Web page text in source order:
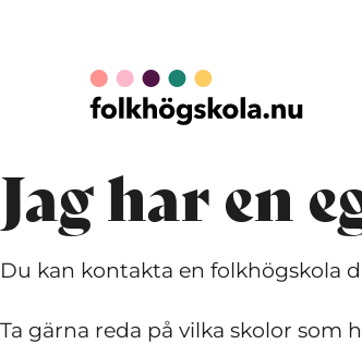
Jag har en
Du kan kontakta en folkhögskola
Ta gärna reda på vilka skolor